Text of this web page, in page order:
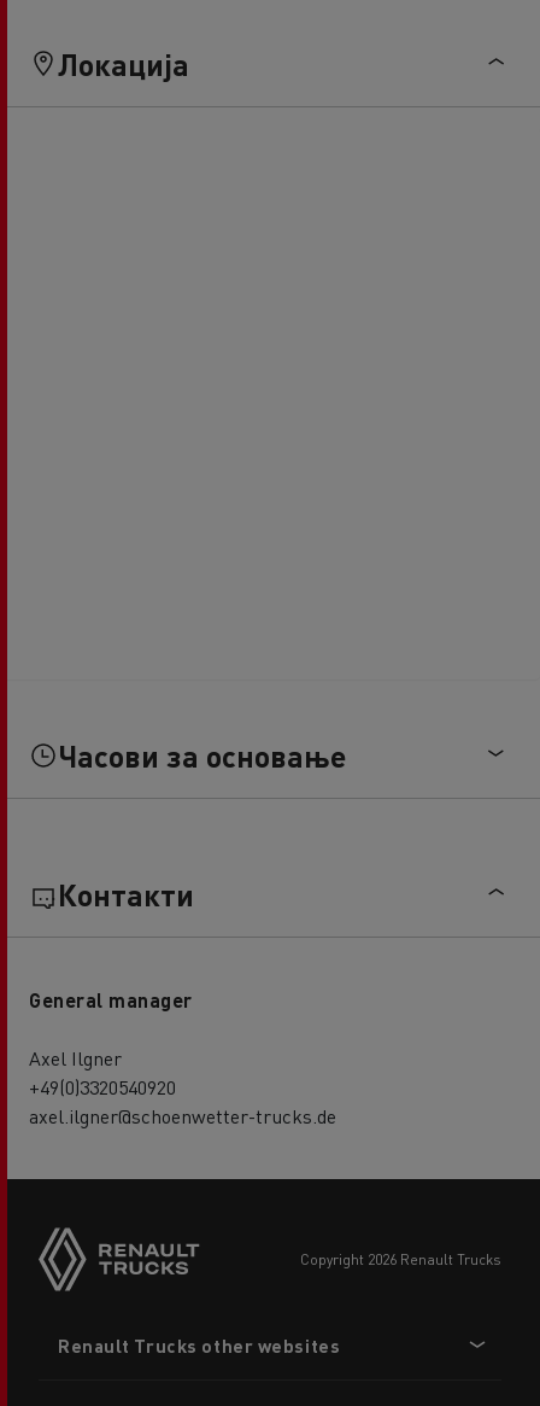
Локација
Часови за основање
Контакти
General manager
Axel Ilgner
+49(0)3320540920
axel.ilgner@schoenwetter-trucks.de
copyright 2026 Renault Trucks
menu
Renault Trucks other websites